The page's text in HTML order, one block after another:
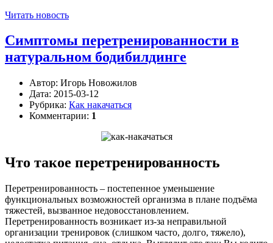
Читать новость
Симптомы перетренированности в
натуральном бодибилдинге
Автор: Игорь Новожилов
Дата: 2015-03-12
Рубрика: Как накачаться
Комментарии: 1
Что такое перетренированность
Перетренированность – постепенное уменьшение
функциональных возможностей организма в плане подъёма
тяжестей, вызванное недовосстановлением.
Перетренированность возникает из-за неправильной
организации тренировок (слишком часто, долго, тяжело),